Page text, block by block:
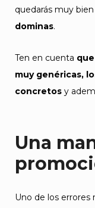
quedarás muy
dominas.
Ten en cuenta
muy genéricas,
concretos y
Una
Uno de los